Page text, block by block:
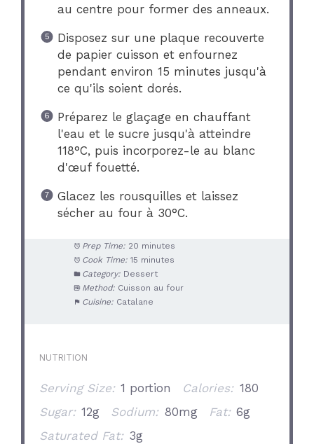
au centre pour former des anneaux.
Disposez sur une plaque recouverte
de papier cuisson et enfournez
pendant environ 15 minutes jusqu'à
ce qu'ils soient dorés.
Préparez le glaçage en chauffant
l'eau et le sucre jusqu'à atteindre
118°C, puis incorporez-le au blanc
d'œuf fouetté.
Glacez les rousquilles et laissez
sécher au four à 30°C.
Prep Time: 20 minutes
Cook Time: 15 minutes
Category: Dessert
Method: Cuisson au four
Cuisine: Catalane
NUTRITION
Serving Size: 1 portion Calories: 180
Sugar: 12g Sodium: 80mg Fat: 6g
Saturated Fat: 3g